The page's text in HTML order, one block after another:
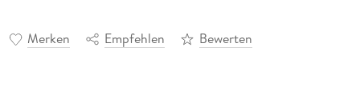
Merken Empfehlen Bewerten